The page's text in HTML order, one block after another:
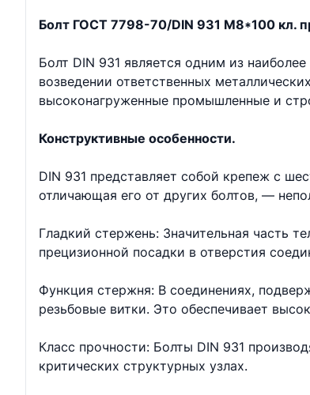
Болт ГОСТ 7798-70/DIN 931 М8*100 кл.
Болт DIN 931 является одним из
возведении ответственных
высоконагруженные промышленные и
Конструктивные особенности.
DIN 931 представляет собой крепеж с
отличающая его от других болтов, —
Гладкий стержень: Значительная часть
прецизионной посадки в отверстия
Функция стержня: В соединениях,
резьбовые витки. Это обеспечивает
Класс прочности: Болты DIN 931
критических структурных узлах.